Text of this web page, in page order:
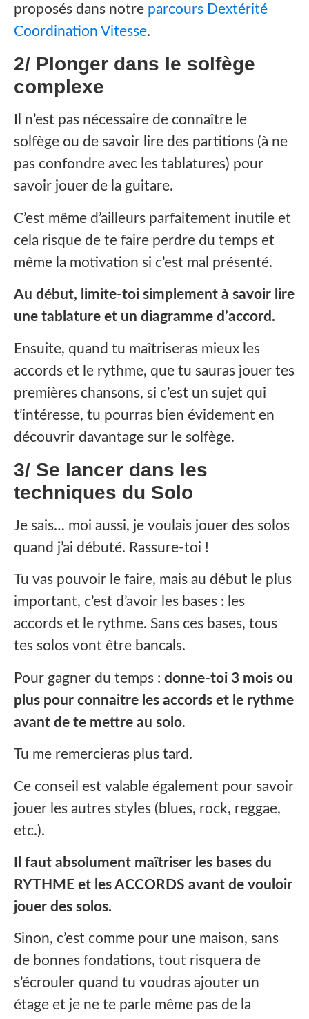
proposés dans notre parcours Dextérité
Coordination Vitesse.
2/ Plonger dans le solfège
complexe
‍Il n’est pas nécessaire de connaître le
solfège ou de savoir lire des partitions (à ne
pas confondre avec les tablatures) pour
savoir jouer de la guitare.‍
C’est même d’ailleurs parfaitement inutile et
cela risque de te faire perdre du temps et
même la motivation si c’est mal présenté.
Au début, limite-toi simplement à savoir lire
une tablature et un diagramme d’accord.
Ensuite, quand tu maîtriseras mieux les
accords et le rythme, que tu sauras jouer tes
premières chansons, si c’est un sujet qui
t’intéresse, tu pourras bien évidement en
découvrir davantage sur le solfège.
3/ Se lancer dans les
techniques du Solo
‍Je sais… moi aussi, je voulais jouer des solos
quand j’ai débuté. Rassure-toi ! ‍
Tu vas pouvoir le faire, mais au début le plus
important, c’est d’avoir les bases : les
accords et le rythme. Sans ces bases, tous
tes solos vont être bancals.‍
Pour gagner du temps : donne-toi 3 mois ou
plus pour connaitre les accords et le rythme
avant de te mettre au solo.
Tu me remercieras plus tard.
Ce conseil est valable également pour savoir
jouer les autres styles (blues, rock, reggae,
etc.).
Il faut absolument maîtriser les bases du
RYTHME et les ACCORDS avant de vouloir
jouer des solos.
‍Sinon, c’est comme pour une maison, sans
de bonnes fondations, tout risquera de
s’écrouler quand tu voudras ajouter un
étage et je ne te parle même pas de la